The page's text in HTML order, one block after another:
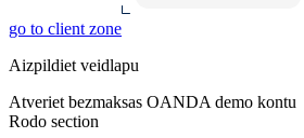
go to client zone
Aizpildiet veidlapu
Atveriet bezmaksas OANDA demo kontu
Rodo section